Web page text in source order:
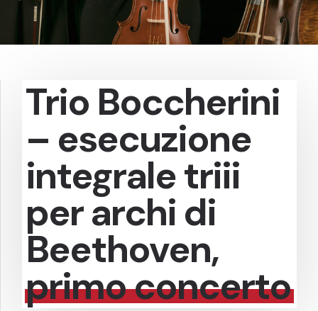
Trio Boccherini
– esecuzione
integrale triii
per archi di
Beethoven,
primo concerto